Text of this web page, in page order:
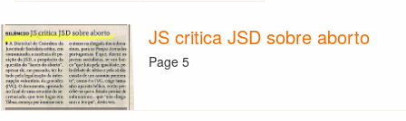
JS critica JSD sobre aborto
Page 5